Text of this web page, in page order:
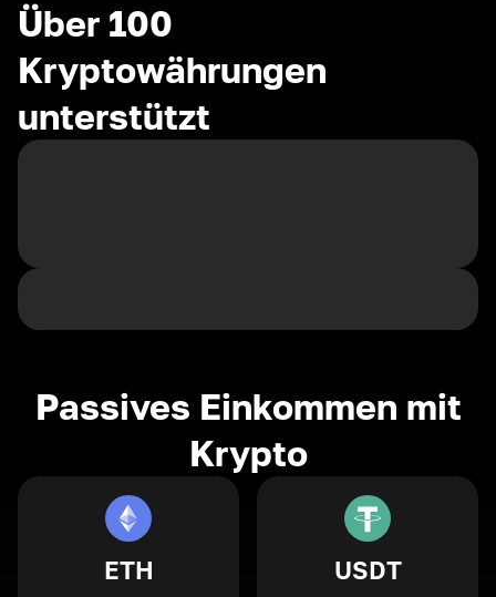
Über 100
Kryptowährungen
unterstützt
Passives Einkommen mit
Krypto
ETH USDT